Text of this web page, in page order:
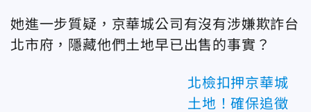
她進一步質疑，京華城公司有沒有涉嫌欺詐台
北市府，隱藏他們土地早已出售的事實？
北檢扣押京華城
土地！確保追徵